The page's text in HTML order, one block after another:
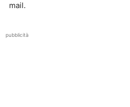
mail.
pubblicità